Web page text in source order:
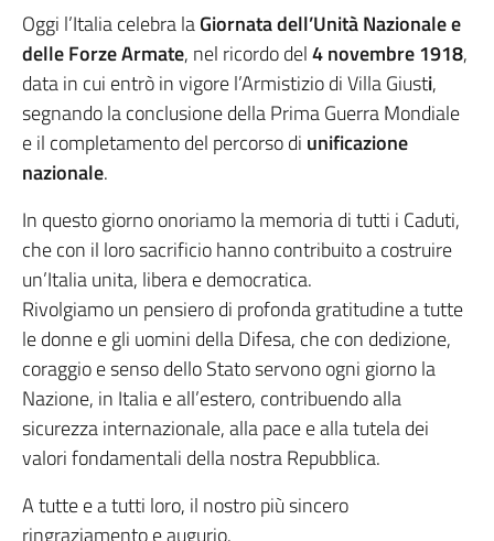
Oggi l’Italia celebra laGiornata dell’Unità Nazionale e
delle Forze Armate, nel ricordo del4 novembre 1918,
data in cui entrò in vigore l’Armistizio di Villa Giusti,
segnando la conclusione della Prima Guerra Mondiale
e il completamento del percorso di unificazione
nazionale.
In questo giorno onoriamo la memoria di tutti i Caduti,
che con il loro sacrificio hanno contribuito a costruire
un’Italia unita, libera e democratica.
Rivolgiamo un pensiero di profonda gratitudine a tutte
le donne e gli uomini della Difesa, che con dedizione,
coraggio e senso dello Stato servono ogni giorno la
Nazione, in Italia e all’estero, contribuendo alla
sicurezza internazionale, alla pace e alla tutela dei
valori fondamentali della nostra Repubblica.
A tutte e a tutti loro, il nostro più sincero
ringraziamento e augurio.